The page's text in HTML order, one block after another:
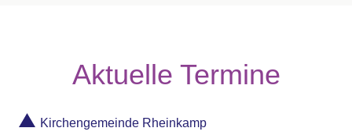
Aktuelle Termine
Kirchengemeinde Rheinkamp